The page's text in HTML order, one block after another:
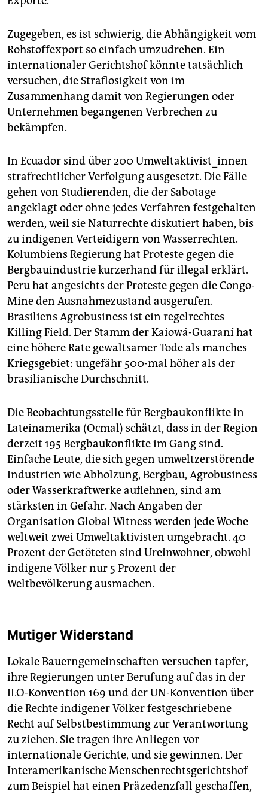
Zugegeben, es ist schwierig, die Abhängigkeit vom
Rohstoffexport so einfach umzudrehen. Ein
internationaler Gerichtshof könnte tatsächlich
versuchen, die Straflosigkeit von im
Zusammenhang damit von Regierungen oder
Unternehmen begangenen Verbrechen zu
bekämpfen.
In Ecuador sind über 200 Umweltaktivist_innen
strafrechtlicher Verfolgung ausgesetzt. Die Fälle
gehen von Studierenden, die der Sabotage
angeklagt oder ohne jedes Verfahren festgehalten
werden, weil sie Naturrechte diskutiert haben, bis
zu indigenen Verteidigern von Wasserrechten.
Kolumbiens Regierung hat Proteste gegen die
Bergbauindustrie kurzerhand für illegal erklärt.
Peru hat angesichts der Proteste gegen die Congo-
Mine den Ausnahmezustand ausgerufen.
Brasiliens Agrobusiness ist ein regelrechtes
Killing Field. Der Stamm der Kaiowá-Guaraní hat
eine höhere Rate gewaltsamer Tode als manches
Kriegsgebiet: ungefähr 500-mal höher als der
brasilianische Durchschnitt.
Die Beobachtungsstelle für Bergbaukonflikte in
Lateinamerika (Ocmal) schätzt, dass in der Region
derzeit 195 Bergbaukonflikte im Gang sind.
Einfache Leute, die sich gegen umweltzerstörende
Industrien wie Abholzung, Bergbau, Agrobusiness
oder Wasserkraftwerke auflehnen, sind am
stärksten in Gefahr. Nach Angaben der
Organisation Global Witness werden jede Woche
weltweit zwei Umweltaktivisten umgebracht. 40
Prozent der Getöteten sind Ureinwohner, obwohl
indigene Völker nur 5 Prozent der
Weltbevölkerung ausmachen.
Mutiger Widerstand
Lokale Bauerngemeinschaften versuchen tapfer,
ihre Regierungen unter Berufung auf das in der
ILO-Konvention 169 und der UN-Konvention über
die Rechte indigener Völker festgeschriebene
Recht auf Selbstbestimmung zur Verantwortung
zu ziehen. Sie tragen ihre Anliegen vor
internationale Gerichte, und sie gewinnen. Der
Interamerikanische Menschenrechtsgerichtshof
zum Beispiel hat einen Präzedenzfall geschaffen,